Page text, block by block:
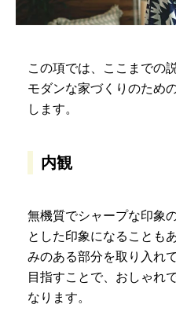
この項では、ここまでの
モダンな家づくりのため
します。
内観
無機質でシャープな印象
とした印象になることも
みのある部分を取り入れ
目指すことで、おしゃれ
なります。